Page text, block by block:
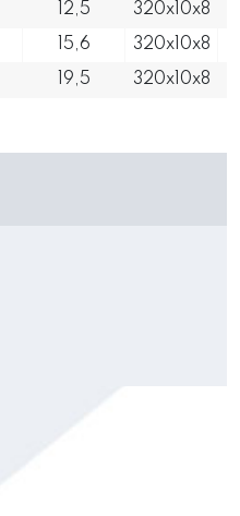
12,5 320x10x8
15,6 320x10x8
19,5 320x10x8